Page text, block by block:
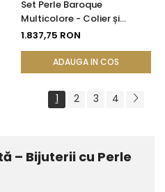
Set Perle Baroque
Multicolore - Colier și
Brățară, Aur Galben 14K |
1.837,75 RON
ADAUGA IN COS
1 2 3 4
– Bijuterii cu Perle